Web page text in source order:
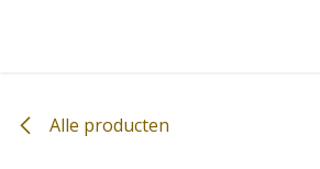
Alle producten